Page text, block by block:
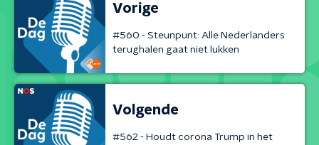
Vorige
#560 - Steunpunt: Alle Nederlanders
terughalen gaat niet lukken
Volgende
#562 - Houdt corona Trump in het